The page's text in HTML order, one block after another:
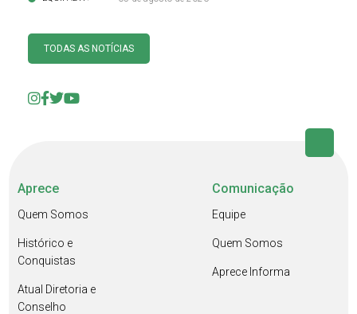
TODAS AS NOTÍCIAS
Aprece
Quem Somos
Histórico e
Conquistas
Atual Diretoria e
Conselho
Comunicação
Equipe
Quem Somos
Aprece Informa